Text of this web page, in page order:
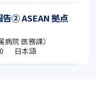
告② ASEAN 拠点
病院 医務課）
日本語